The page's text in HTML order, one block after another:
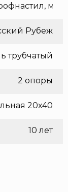
Рубеж
трубчатый
2 опоры
20х40
10 лет